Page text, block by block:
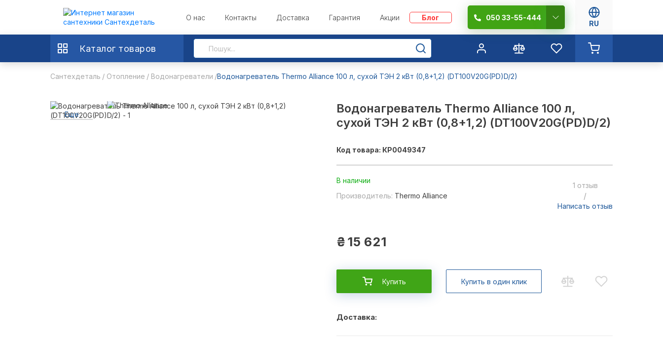
О нас Контакты Доставка Гарантия Акции Блог 050 33-55-444
RU
Каталог товаров
Сантехдеталь Отопление Водонагреватели Водонагреватель Thermo Alliance 100 л, сухой ТЭН 2 кВт (0,8+1,2) (DT100V20G(PD)D/2)
Еще
Водонагреватель Thermo Alliance 100 л,
сухой ТЭН 2 кВт (0,8+1,2) (DT100V20G(PD)D/2)
Код товара: КР0049347
В наличии
Производитель: Thermo Alliance
1 отзыв
/
Написать отзыв
₴ 15 621
Купить Купить в один клик
Доставка: